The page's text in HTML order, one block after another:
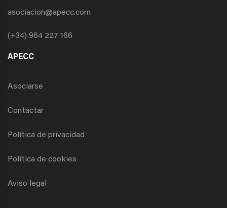
asociacion@apecc.com
(+34) 964 227 166
APECC
Asociarse
Contactar
Política de privacidad
Política de cookies
Aviso legal